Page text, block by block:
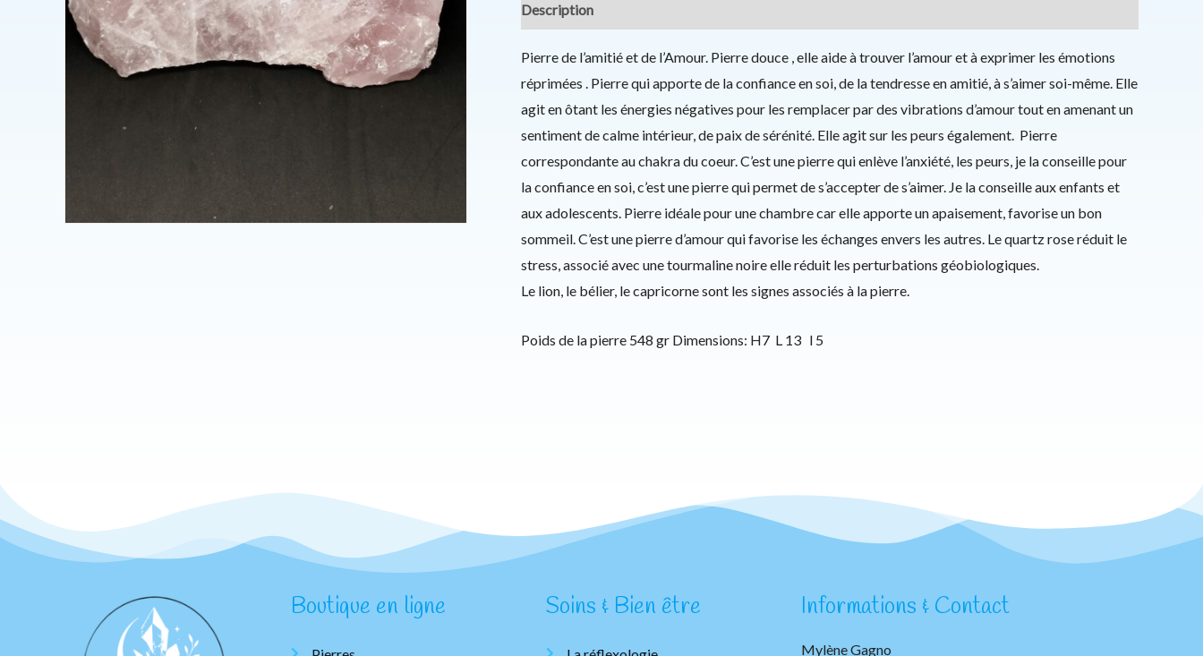
Description
Pierre de l’amitié et de l’Amour. Pierre douce , elle aide à trouver l’amour et à exprimer les émotions
réprimées . Pierre qui apporte de la confiance en soi, de la tendresse en amitié, à s’aimer soi-même. Elle
agit en ôtant les énergies négatives pour les remplacer par des vibrations d’amour tout en amenant un
sentiment de calme intérieur, de paix de sérénité. Elle agit sur les peurs également. Pierre
correspondante au chakra du coeur. C’est une pierre qui enlève l’anxiété, les peurs, je la conseille pour
la confiance en soi, c’est une pierre qui permet de s’accepter de s’aimer. Je la conseille aux enfants et
aux adolescents. Pierre idéale pour une chambre car elle apporte un apaisement, favorise un bon
sommeil. C’est une pierre d’amour qui favorise les échanges envers les autres. Le quartz rose réduit le
stress, associé avec une tourmaline noire elle réduit les perturbations géobiologiques.
Le lion, le bélier, le capricorne sont les signes associés à la pierre.
Poids de la pierre 548 gr Dimensions: H7 L 13 l 5
Boutique en ligne Soins & Bien être Informations & Contact
Mylène Gagno